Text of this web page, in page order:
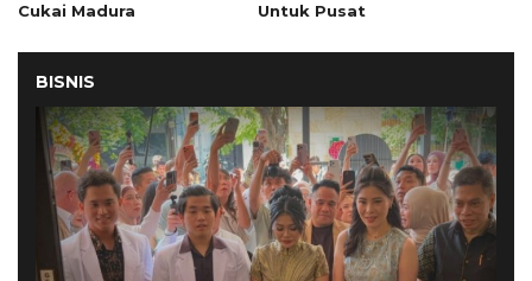
Cukai Madura
Untuk Pusat
BISNIS